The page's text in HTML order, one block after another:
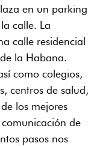
en un parking
calle. La
calle residencial
la Habana.
como colegios,
centros de salud,
los mejores
de
pasos nos